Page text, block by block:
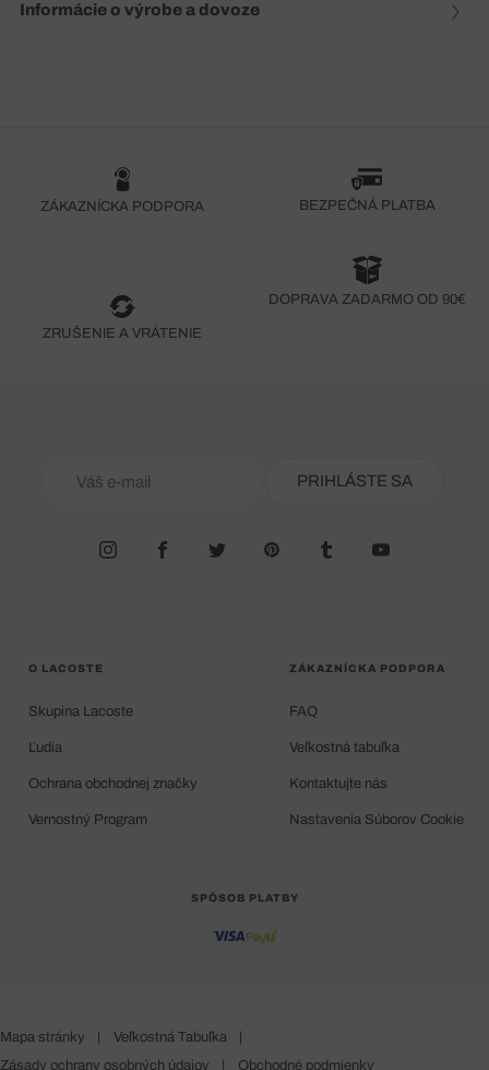
Informácie o výrobe a dovoze
ZÁKAZNÍCKA PODPORA BEZPEČNÁ PLATBA
ZRUŠENIE A VRÁTENIE
DOPRAVA ZADARMO OD 90€
PRIHLÁSTE SA
O LACOSTE
Skupina Lacoste
Ľudia
Ochrana obchodnej značky
Vernostný Program
ZÁKAZNÍCKA PODPORA
FAQ
Veľkostná tabuľka
Kontaktujte nás
Nastavenia Súborov Cookie
SPÔSOB PLATBY
Mapa stránky | Veľkostná Tabuľka
|
Zásady ochrany osobných údajov
| Obchodné podmienky